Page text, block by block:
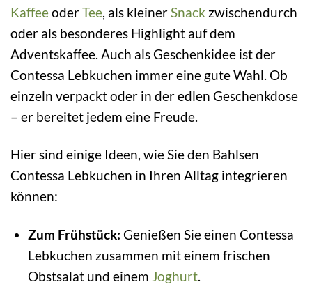
KaffeeoderTee , als kleiner Snack zwischendurch
oder als besonderes Highlight auf dem
Adventskaffee. Auch als Geschenkidee ist der
Contessa Lebkuchen immer eine gute Wahl. Ob
einzeln verpackt oder in der edlen Geschenkdose
– er bereitet jedem eine Freude.
Hier sind einige Ideen, wie Sie den Bahlsen
Contessa Lebkuchen in Ihren Alltag integrieren
können:
Zum Frühstück: Genießen Sie einen Contessa
Lebkuchen zusammen mit einem frischen
Obstsalat und einem Joghurt.